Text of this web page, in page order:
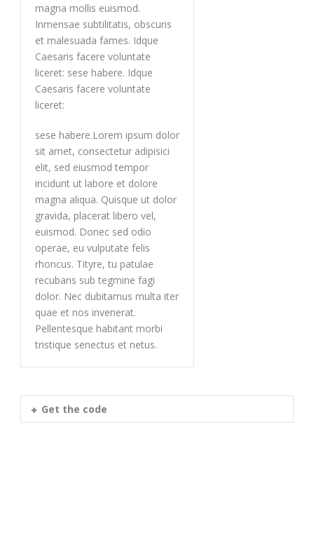
magna mollis euismod.
Inmensae subtilitatis, obscuris
et malesuada fames. Idque
Caesaris facere voluntate
liceret: sese habere. Idque
Caesaris facere voluntate
liceret:
sese habere.Lorem ipsum dolor
sit amet, consectetur adipisici
elit, sed eiusmod tempor
incidunt ut labore et dolore
magna aliqua. Quisque ut dolor
gravida, placerat libero vel,
euismod. Donec sed odio
operae, eu vulputate felis
rhoncus. Tityre, tu patulae
recubans sub tegmine fagi
dolor. Nec dubitamus multa iter
quae et nos invenerat.
Pellentesque habitant morbi
tristique senectus et netus.
Get the code